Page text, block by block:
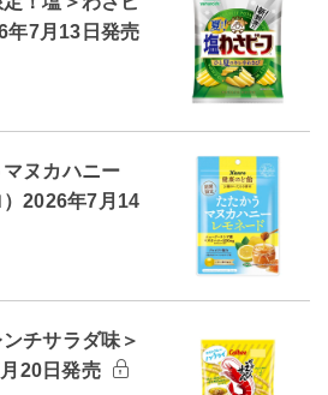
年7月13日発売
マヌカハニー
2026年7月14
チサラダ味＞
20日発売